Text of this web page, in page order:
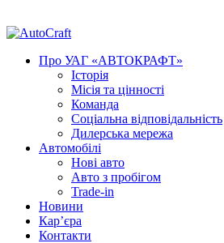
Про УАГ «АВТОКРАФТ»
Історія
Місія та цінності
Команда
Соціальна відповідальність
Дилерська мережа
Автомобілі
Нові авто
Авто з пробігом
Trade-in
Новини
Кар’єра
Контакти